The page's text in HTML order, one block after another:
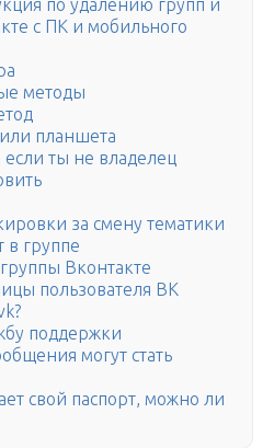
по удалению групп и
с ПК и мобильного
методы
планшета
если ты не владелец
за смену тематики
в группе
Вконтакте
пользователя ВК
поддержки
могут стать
свой паспорт, можно ли